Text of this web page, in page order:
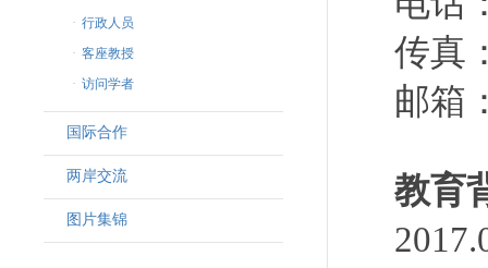
· 行政人员
· 客座教授
· 访问学者
国际合作
两岸交流
图片集锦
传真
邮箱
教育